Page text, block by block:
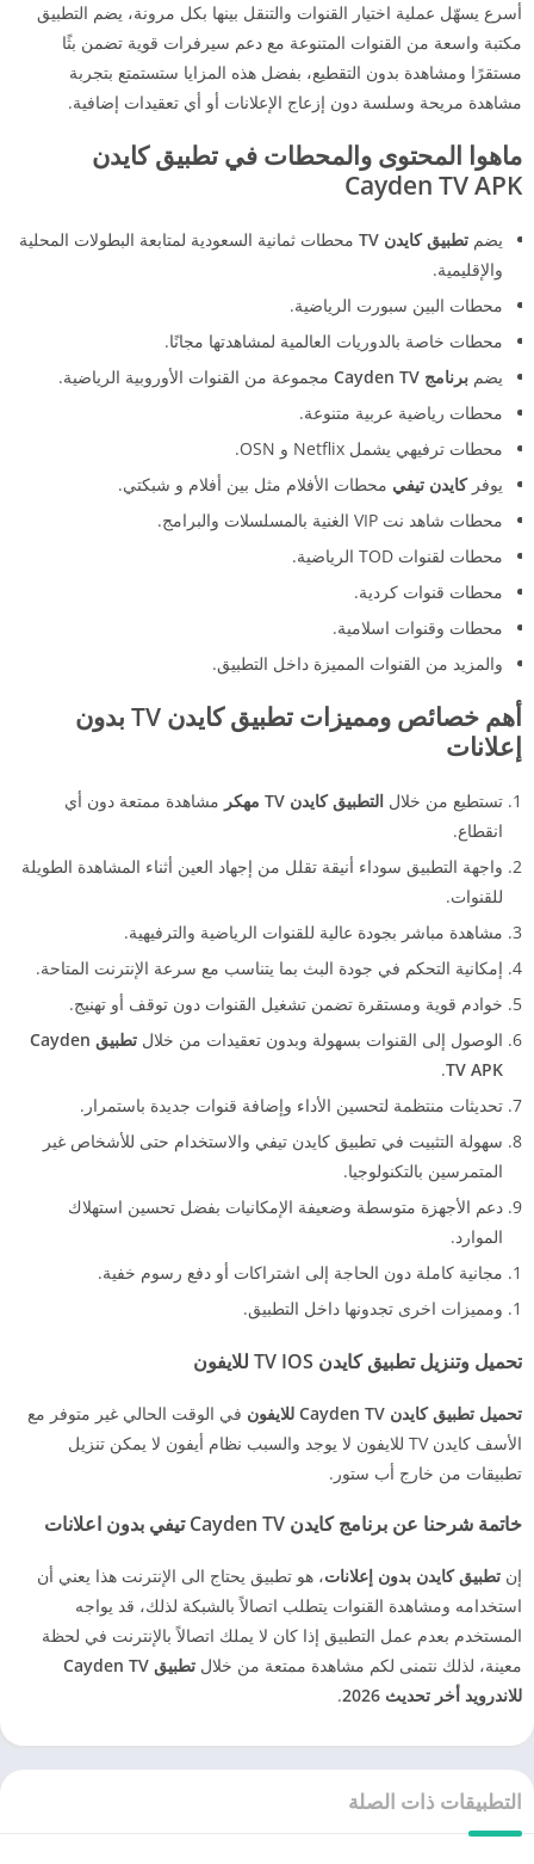
أسرع يسهّل عملية اختيار القنوات والتنقل بينها بكل مرونة، يضم التطبيق
مكتبة واسعة من القنوات المتنوعة مع دعم سيرفرات قوية تضمن بثًا
مستقرًا ومشاهدة بدون التقطيع، بفضل هذه المزايا ستستمتع بتجربة
مشاهدة مريحة وسلسة دون إزعاج الإعلانات أو أي تعقيدات إضافية.
ماهوا المحتوى والمحطات في تطبيق كايدن
Cayden TV APK
يضم تطبيق كايدن TV
محطات ثمانية السعودية لمتابعة البطولات المحلية
والإقليمية.
محطات البين سبورت الرياضية.
محطات خاصة بالدوريات العالمية لمشاهدتها مجانًا.
يضم برنامج Cayden TV
مجموعة من القنوات الأوروبية الرياضية.
محطات رياضية عربية متنوعة.
محطات ترفيهي يشمل Netflix و OSN.
يوفركايدن تيفي محطات الأفلام مثل بين أفلام و شبكتي.
محطات شاهد نت VIP الغنية بالمسلسلات والبرامج.
محطات لقنوات TOD الرياضية.
محطات قنوات كردية.
محطات وقنوات اسلامية.
والمزيد من القنوات المميزة داخل التطبيق.
أهم خصائص ومميزات تطبيق كايدن TV بدون
إعلانات
تستطيع من خلال التطبيق كايدن TV مهكر
مشاهدة ممتعة دون أي
انقطاع.
واجهة التطبيق سوداء أنيقة تقلل من إجهاد العين أثناء المشاهدة الطويلة
للقنوات.
مشاهدة مباشر بجودة عالية للقنوات الرياضية والترفيهية.
إمكانية التحكم في جودة البث بما يتناسب مع سرعة الإنترنت المتاحة.
خوادم قوية ومستقرة تضمن تشغيل القنوات دون توقف أو تهنيج.
الوصول إلى القنوات بسهولة وبدون تعقيدات من خلال
تطبيق Cayden
TV APK
.
تحديثات منتظمة لتحسين الأداء وإضافة قنوات جديدة باستمرار.
سهولة التثبيت في تطبيق كايدن تيفي والاستخدام حتى للأشخاص غير
المتمرسين بالتكنولوجيا.
دعم الأجهزة متوسطة وضعيفة الإمكانيات بفضل تحسين استهلاك
الموارد.
مجانية كاملة دون الحاجة إلى اشتراكات أو دفع رسوم خفية.
ومميزات اخرى تجدونها داخل التطبيق.
تحميل وتنزيل تطبيق كايدن TV IOS للايفون
تحميل تطبيق كايدن Cayden TV للايفون
في الوقت الحالي غير متوفر مع
الأسف كايدن TV للايفون لا يوجد والسبب نظام أيفون لا يمكن تنزيل
تطبيقات من خارج أب ستور.
خاتمة شرحنا عن برنامج كايدن Cayden TV تيفي بدون اعلانات
إن تطبيق كايدن بدون إعلانات، هو تطبيق يحتاج الى الإنترنت هذا يعني أن
استخدامه ومشاهدة القنوات يتطلب اتصالاً بالشبكة لذلك، قد يواجه
المستخدم بعدم عمل التطبيق إذا كان لا يملك اتصالاً بالإنترنت في لحظة
معينة، لذلك نتمنى لكم مشاهدة ممتعة من خلال
تطبيق Cayden TV
للاندرويد أخر تحديث 2026
.
التطبيقات ذات الصلة